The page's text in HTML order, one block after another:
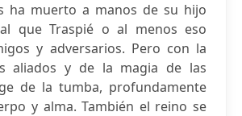
ha muerto a manos de su hijo
que Traspié o al menos eso
y adversarios. Pero con la
aliados y de la magia de las
de la tumba, profundamente
y alma. También el reino se